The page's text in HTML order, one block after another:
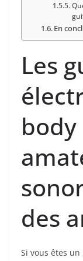
En
⁤Les
des
Si vous êtes